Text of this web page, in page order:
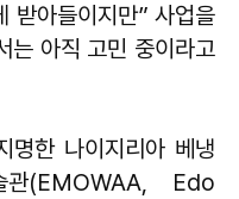
받아들이지만” 사업을
는 아직 고민 중이라고
명한 나이지리아 베냉
(EMOWAA, Edo